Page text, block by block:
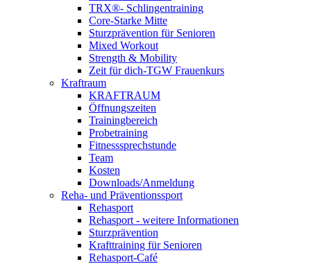
TRX®- Schlingentraining
Core-Starke Mitte
Sturzprävention für Senioren
Mixed Workout
Strength & Mobility
Zeit für dich-TGW Frauenkurs
Kraftraum
KRAFTRAUM
Öffnungszeiten
Trainingbereich
Probetraining
Fitnesssprechstunde
Team
Kosten
Downloads/Anmeldung
Reha- und Präventionssport
Rehasport
Rehasport - weitere Informationen
Sturzprävention
Krafttraining für Senioren
Rehasport-Café